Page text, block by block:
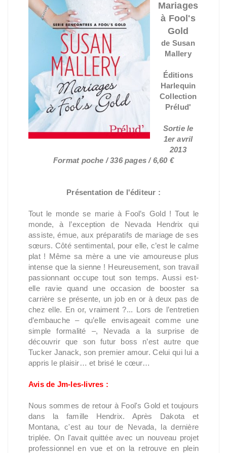
Mariages
à Fool's
Gold
de Susan
Mallery
Éditions
Harlequin
Collection
Prélud'
Sortie le
1er avril
2013
Format poche / 336 pages / 6,60 €
Présentation de l'éditeur :
Tout le monde se marie à Fool’s Gold ! Tout le
monde, à l’exception de Nevada Hendrix qui
assiste, émue, aux préparatifs de mariage de ses
sœurs. Côté sentimental, pour elle, c’est le calme
plat ! Même sa mère a une vie amoureuse plus
intense que la sienne ! Heureusement, son travail
passionnant occupe tout son temps. Aussi est-
elle ravie quand une occasion de booster sa
carrière se présente, un job en or à deux pas de
chez elle. En or, vraiment ?... Lors de l’entretien
d’embauche – qu’elle envisageait comme une
simple formalité –, Nevada a la surprise de
découvrir que son futur boss n’est autre que
Tucker Janack, son premier amour. Celui qui lui a
appris le plaisir… et brisé le cœur…
Avis de Jm-les-livres :
Nous sommes de retour à Fool's Gold et toujours
dans la famille Hendrix. Après Dakota et
Montana, c'est au tour de Nevada, la dernière
triplée. On l'avait quittée avec un nouveau projet
professionnel en vue et on la retrouve en plein